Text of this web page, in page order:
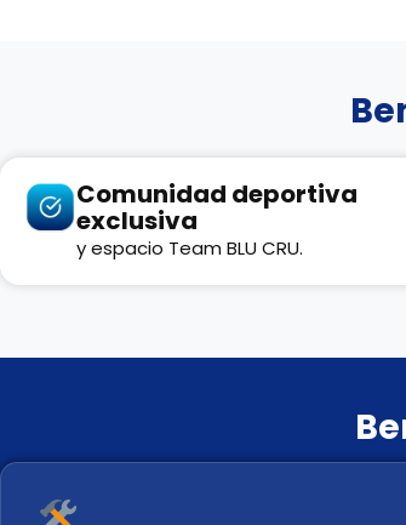
Comunidad deportiva
exclusiva
y espacio Team BLU CRU.